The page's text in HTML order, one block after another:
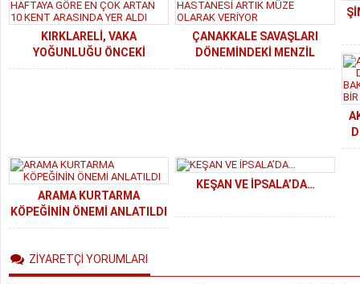
KIRKLARELİ, VAKA
YOĞUNLUĞU ÖNCEKİ
HAFTAYA GÖRE EN ÇOK
ÇANAKKALE SAVAŞLARI
DÖNEMİNDEKİ MENZİL
HASTANESİ ARTIK MÜZE
ARAMA KURTARMA
KÖPEĞİNİN ÖNEMİ ANLATILDI
KEŞAN VE İPSALA’DA…
ZİYARETÇİ YORUMLARI